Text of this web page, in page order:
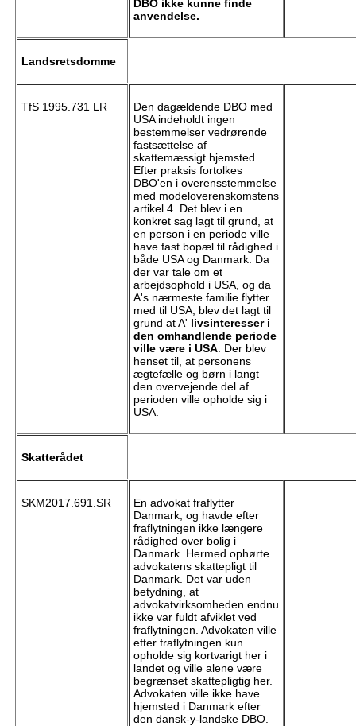
DBO ikke kunne finde
anvendelse.
Landsretsdomme
TfS 1995.731 LR
Den dagældende DBO med
USA indeholdt ingen
bestemmelser vedrørende
fastsættelse af
skattemæssigt hjemsted.
Efter praksis fortolkes
DBO'en i overensstemmelse
med modeloverenskomstens
artikel 4. Det blev i en
konkret sag lagt til grund, at
en person i en periode ville
have fast bopæl til rådighed i
både USA og Danmark. Da
der var tale om et
arbejdsophold i USA, og da
A's nærmeste familie flytter
med til USA, blev det lagt til
grund at A' livsinteresser i
den omhandlende periode
ville være i USA. Der blev
henset til, at personens
ægtefælle og børn i langt
den overvejende del af
perioden ville opholde sig i
USA.
Skatterådet
SKM2017.691.SR
En advokat fraflytter
Danmark, og havde efter
fraflytningen ikke længere
rådighed over bolig i
Danmark. Hermed ophørte
advokatens skattepligt til
Danmark. Det var uden
betydning, at
advokatvirksomheden endnu
ikke var fuldt afviklet ved
fraflytningen. Advokaten ville
efter fraflytningen kun
opholde sig kortvarigt her i
landet og ville alene være
begrænset skattepligtig her.
Advokaten ville ikke have
hjemsted i Danmark efter
den dansk-y-landske DBO.